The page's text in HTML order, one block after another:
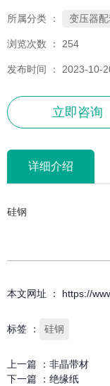
所属分类 ： 变压器
浏览次数 ： 254
发布时间 ： 2023-10-
立即咨询
详细介绍
硅钢
本文网址 ： https://
标签 ： 硅钢
上一篇 ： 非晶带材
下一篇 ： 绝缘纸